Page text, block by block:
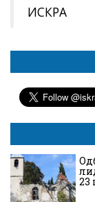
ИСКРА
23